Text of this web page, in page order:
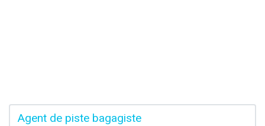
Agent de piste bagagiste